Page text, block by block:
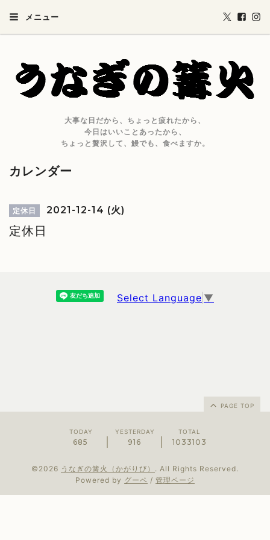
メニュー
大事な日だから、ちょっと疲れたから、
今日はいいことあったから、
ちょっと贅沢して、鰻でも、食べますか。
カレンダー
定休日 2021-12-14 (火)
定休日
Select Language ▼
PAGE TOP
TODAY
685
YESTERDAY
916
TOTAL
1033103
©2026 うなぎの篝火（かがりび） . All Rights Reserved.
Powered by グーペ / 管理ページ